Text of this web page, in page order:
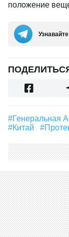
положение
#Китай